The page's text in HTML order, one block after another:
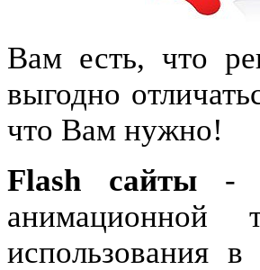
Вам есть, что
выгодно
что Вам нужно!
Flаsh сайты-
анимационной
использования